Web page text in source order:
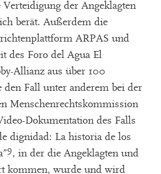
der Angeklagten
berät. Außerdem die
ARPAS und
des Foro del Agua El
Allianz aus über 100
den Fall unter anderem bei der
Menschenrechtskommission
Dokumentation des Falls
dignidad: La historia de los
9, in der die Angeklagten und
kommen, wurde und wird